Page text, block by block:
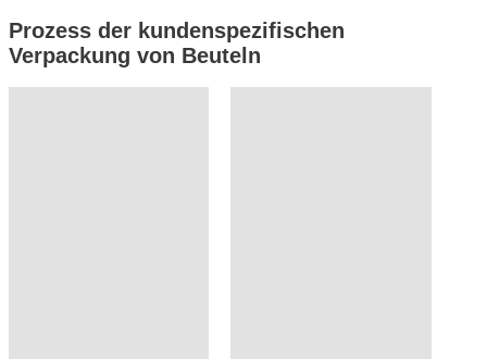
Prozess der kundenspezifischen
Verpackung von Beuteln